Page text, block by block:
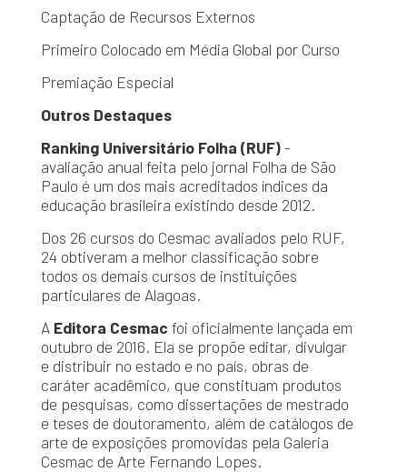
Captação de Recursos Externos
Primeiro Colocado em Média Global por Curso
Premiação Especial
Outros Destaques
Ranking Universitário Folha (RUF)-
avaliação anual feita pelo jornal Folha de São
Paulo é um dos mais acreditados índices da
educação brasileira existindo desde 2012.
Dos 26 cursos do Cesmac avaliados pelo RUF,
24 obtiveram a melhor classificação sobre
todos os demais cursos de instituições
particulares de Alagoas.
A Editora Cesmac foi oficialmente lançada em
outubro de 2016. Ela se propõe editar, divulgar
e distribuir no estado e no país, obras de
caráter acadêmico, que constituam produtos
de pesquisas, como dissertações de mestrado
e teses de doutoramento, além de catálogos de
arte de exposições promovidas pela Galeria
Cesmac de Arte Fernando Lopes.